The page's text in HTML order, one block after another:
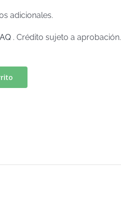
adicionales.
. Crédito sujeto a aprobación.